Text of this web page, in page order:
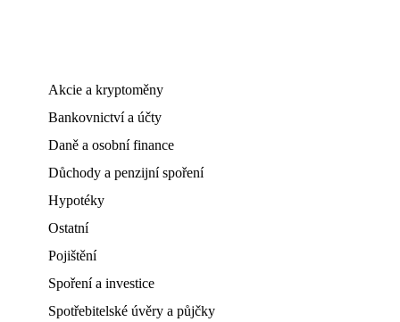
Akcie a kryptoměny
Bankovnictví a účty
Daně a osobní finance
Důchody a penzijní spoření
Hypotéky
Ostatní
Pojištění
Spoření a investice
Spotřebitelské úvěry a půjčky